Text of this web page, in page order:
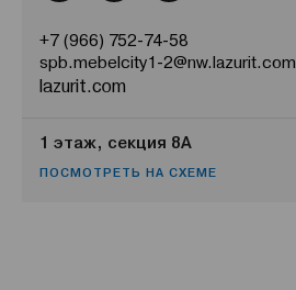
+7 (966) 752-74-58
spb.mebelcity1-2@nw.lazurit.com
lazurit.com
1 этаж, секция 8А
ПОСМОТРЕТЬ НА СХЕМЕ